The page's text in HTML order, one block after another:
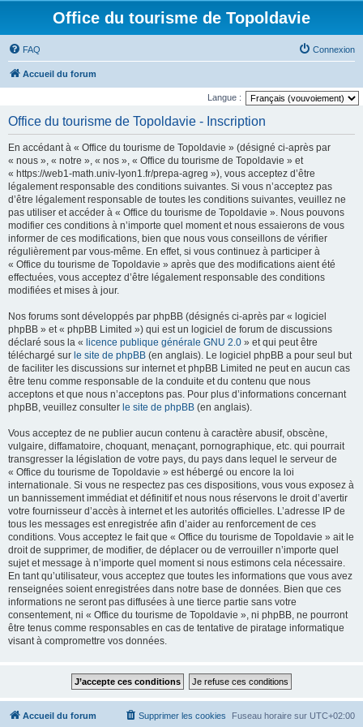
Office du tourisme de Topoldavie
FAQ Connexion
Accueil du forum
Langue :
Office du tourisme de Topoldavie - Inscription
En accédant à « Office du tourisme de Topoldavie » (désigné ci-après par
« nous », « notre », « nos », « Office du tourisme de Topoldavie » et
« https://web1-math.univ-lyon1.fr/prepa-agreg »), vous acceptez d’être
légalement responsable des conditions suivantes. Si vous n’acceptez pas
d’être légalement responsable de toutes les conditions suivantes, veuillez ne
pas utiliser et accéder à « Office du tourisme de Topoldavie ». Nous pouvons
modifier ces conditions à n’importe quel moment et nous essaierons de vous
informer de ces modifications, bien que nous vous conseillons de vérifier
régulièrement par vous-même. En effet, si vous continuez à participer à
« Office du tourisme de Topoldavie » après que des modifications aient été
effectuées, vous acceptez d’être légalement responsable des conditions
modifiées et mises à jour.
Nos forums sont développés par phpBB (désignés ci-après par « logiciel
phpBB » et « phpBB Limited ») qui est un logiciel de forum de discussions
déclaré sous la « licence publique générale GNU 2.0 » et qui peut être
téléchargé sur le site de phpBB (en anglais). Le logiciel phpBB a pour seul but
de faciliter les discussions sur internet et phpBB Limited ne peut en aucun cas
être tenu comme responsable de la conduite et du contenu que nous
acceptons et que nous n’acceptons pas. Pour plus d’informations concernant
phpBB, veuillez consulter le site de phpBB (en anglais).
Vous acceptez de ne publier aucun contenu à caractère abusif, obscène,
vulgaire, diffamatoire, choquant, menaçant, pornographique, etc. qui pourrait
transgresser la législation de votre pays, du pays dans lequel le serveur de
« Office du tourisme de Topoldavie » est hébergé ou encore la loi
internationale. Si vous ne respectez pas ces dispositions, vous vous exposez à
un bannissement immédiat et définitif et nous nous réservons le droit d’avertir
votre fournisseur d’accès à internet et les autorités officielles. L’adresse IP de
tous les messages est enregistrée afin d’aider au renforcement de ces
conditions. Vous acceptez le fait que « Office du tourisme de Topoldavie » ait le
droit de supprimer, de modifier, de déplacer ou de verrouiller n’importe quel
sujet et message à n’importe quel moment si nous estimons cela nécessaire.
En tant qu’utilisateur, vous acceptez que toutes les informations que vous avez
renseignées soient enregistrées dans notre base de données. Bien que ces
informations ne seront pas diffusées à une tierce partie sans votre
consentement, ni « Office du tourisme de Topoldavie », ni phpBB, ne pourront
être tenus comme responsables en cas de tentative de piratage informatique
visant à compromettre vos données.
Accueil du forum Fuseau horaire sur UTC+02:00
Supprimer les cookies